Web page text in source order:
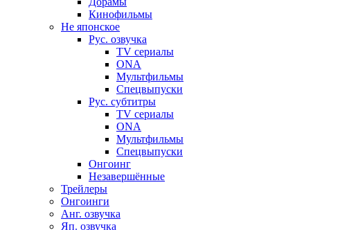
Кинофильмы
Не японское
Рус. озвучка
TV сериалы
ONA
Мультфильмы
Спецвыпуски
Рус. субтитры
TV сериалы
ONA
Мультфильмы
Спецвыпуски
Онгоинг
Незавершённые
Трейлеры
Онгоинги
Анг. озвучка
Яп. озвучка